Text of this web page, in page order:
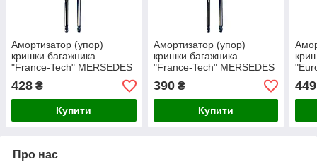
Амортизатор (упор)
кришки багажника
"France-Tech" MERSEDES
VITO (VIANO)03 750N
667сm
428 ₴
Купити
Амортизатор (упор)
кришки багажника
"France-Tech" MERSEDES
W 202 C/CLAS до.95 450N
49cm
390₴
Купити
449
Про нас